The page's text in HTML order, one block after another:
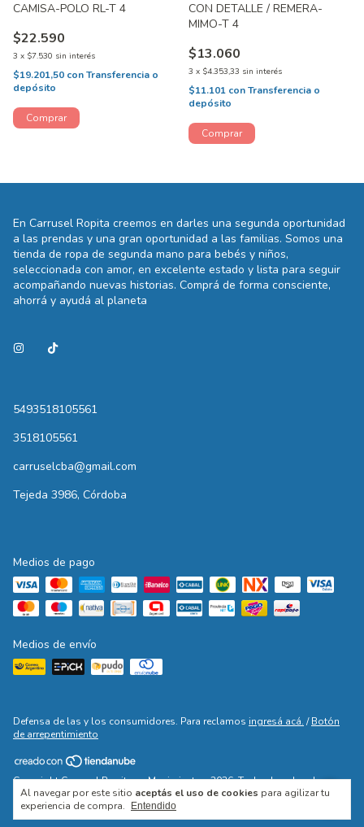
Al navegar por este sitio aceptás el uso de cookies para agilizar tu
experiencia de compra.
Entendido
CAMISA-POLO RL-T 4
$22.590
3 x $7.530 sin interés
$19.201,50 conTransferencia o
depósito
CON DETALLE / REMERA-
MIMO-T 4
$13.060
3 x $4.353,33 sin interés
$11.101 conTransferencia o
depósito
En Carrusel Ropita creemos en darles una segunda oportunidad
a las prendas y una gran oportunidad a las familias. Somos una
tienda de ropa de segunda mano para bebés y niños,
seleccionada con amor, en excelente estado y lista para seguir
acompañando nuevas historias. Comprá de forma consciente,
ahorrá y ayudá al planeta
5493518105561
3518105561
carruselcba@gmail.com
Tejeda 3986, Córdoba
Medios de pago
Medios de envío
Defensa de las y los consumidores. Para reclamos ingresá acá. / Botón
de arrepentimiento
Copyright Carrusel Ropita en Movimiento - 2026. Todos los derechos
reservados.